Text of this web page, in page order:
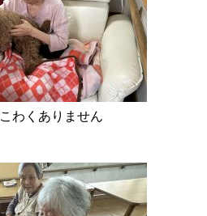
わくありません